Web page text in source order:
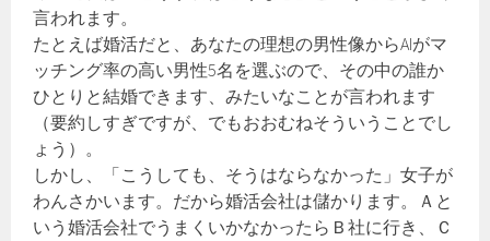
言われます。
たとえば婚活だと、あなたの理想の男性像からAIがマ
ッチング率の高い男性5名を選ぶので、その中の誰か
ひとりと結婚できます、みたいなことが言われます
（要約しすぎですが、でもおおむねそういうことでし
ょう）。
しかし、「こうしても、そうはならなかった」女子が
わんさかいます。だから婚活会社は儲かります。Ａと
いう婚活会社でうまくいかなかったらＢ社に行き、Ｃ